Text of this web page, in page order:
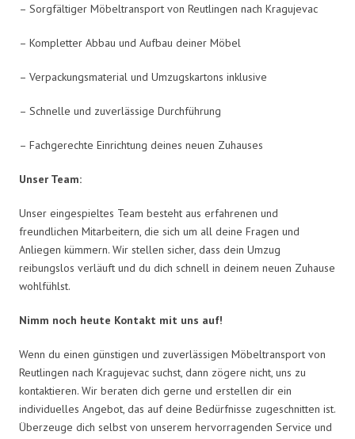
– Sorgfältiger Möbeltransport von Reutlingen nach Kragujevac
– Kompletter Abbau und Aufbau deiner Möbel
– Verpackungsmaterial und Umzugskartons inklusive
– Schnelle und zuverlässige Durchführung
– Fachgerechte Einrichtung deines neuen Zuhauses
Unser Team:
Unser eingespieltes Team besteht aus erfahrenen und
freundlichen Mitarbeitern, die sich um all deine Fragen und
Anliegen kümmern. Wir stellen sicher, dass dein Umzug
reibungslos verläuft und du dich schnell in deinem neuen Zuhause
wohlfühlst.
Nimm noch heute Kontakt mit uns auf!
Wenn du einen günstigen und zuverlässigen Möbeltransport von
Reutlingen nach Kragujevac suchst, dann zögere nicht, uns zu
kontaktieren. Wir beraten dich gerne und erstellen dir ein
individuelles Angebot, das auf deine Bedürfnisse zugeschnitten ist.
Überzeuge dich selbst von unserem hervorragenden Service und